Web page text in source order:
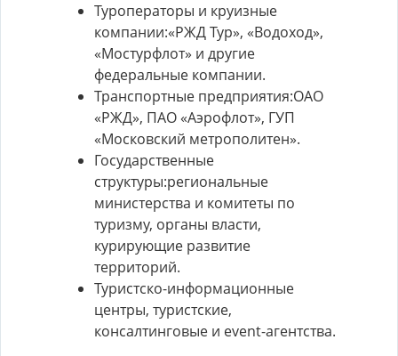
Туроператоры и круизные
компании:«РЖД Тур», «Водоход»,
«Мостурфлот» и другие
федеральные компании.
Транспортные предприятия:ОАО
«РЖД», ПАО «Аэрофлот», ГУП
«Московский метрополитен».
Государственные
структуры:региональные
министерства и комитеты по
туризму, органы власти,
курирующие развитие
территорий.
Туристско-информационные
центры, туристские,
консалтинговые и event-агентства.